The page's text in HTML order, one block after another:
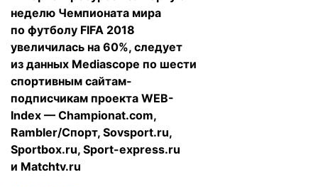
неделю Чемпионата мира
по футболу FIFA 2018
увеличилась на 60%, следует
из данных Mediascope по шести
спортивным сайтам-
подписчикам проекта WEB-
Index — Championat.com,
Rambler/Спорт, Sovsport.ru,
Sportbox.ru, Sport-express.ru
и Matchtv.ru